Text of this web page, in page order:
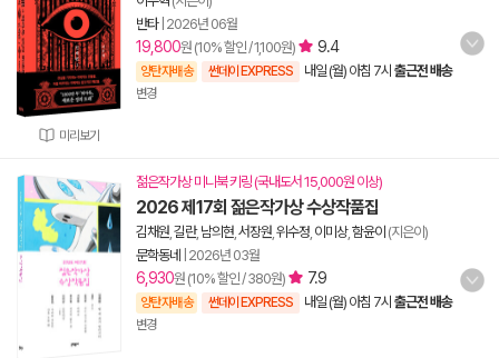
미리보기
반타| 2026년 06월
19,800원 (10% 할인 / 1,100원) 9.4
양탄자배송 썬데이 EXPRESS 내일 (월) 아침 7시 출근전 배송
변경
젊은작가상 미니북 키링 (국내도서 15,000원 이상)
2026 제17회 젊은작가상 수상작품집
김채원 길란, 남의현 서장원 위수정 이미상, 함윤이 (지은이)
문학동네
2026년 03월
6,930원 (10% 할인 / 380원) 7.9
양탄자배송 썬데이 EXPRESS 내일 (월) 아침 7시 출근전 배송
변경